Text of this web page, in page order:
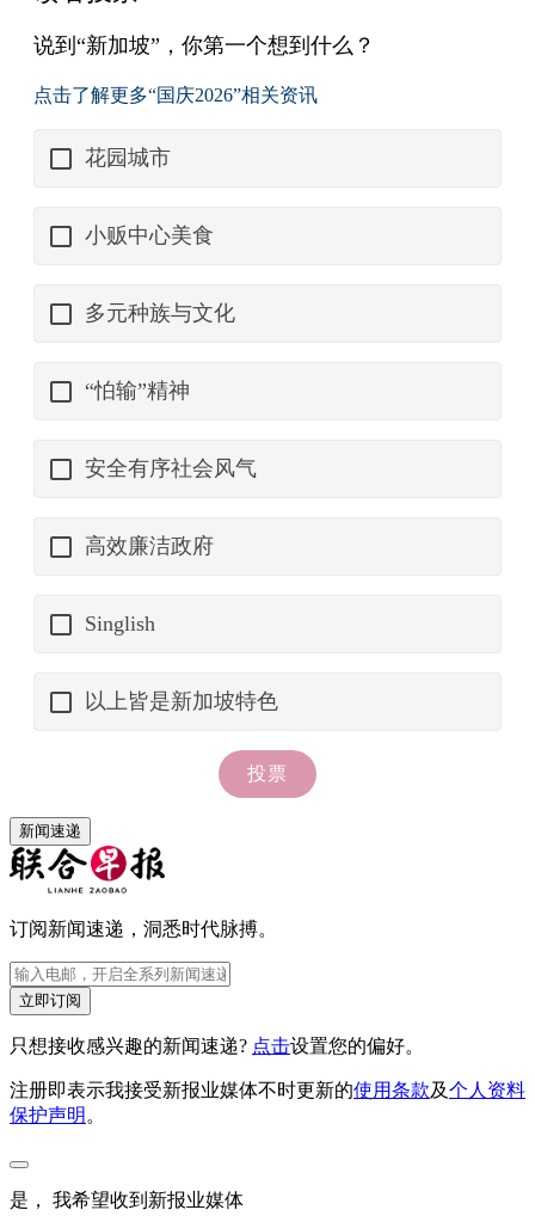
新闻速递
订阅新闻速递，洞悉时代脉搏。
立即订阅
只想接收感兴趣的新闻速递? 点击设置您的偏好。
注册即表示我接受新报业媒体不时更新的使用条款及个人资料
保护声明 。
是， 我希望收到新报业媒体